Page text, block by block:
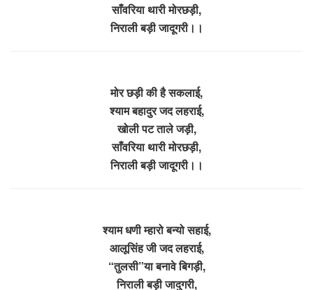
साँवरिया थारी मोरछड़ी,
निराली बड़ी जादूगरी।।
मोर छड़ी की है सकलाई,
श्याम बहादुर जद लहराई,
खोली पट ताले जड़ी,
साँवरिया थारी मोरछड़ी,
निराली बड़ी जादूगरी।।
श्याम धणी म्हारो बन्यो सहाई,
आलूसिंह जी जद लहराई,
“तुलसी”या बनावे बिगड़ी,
निराली बड़ी जादुगरी,